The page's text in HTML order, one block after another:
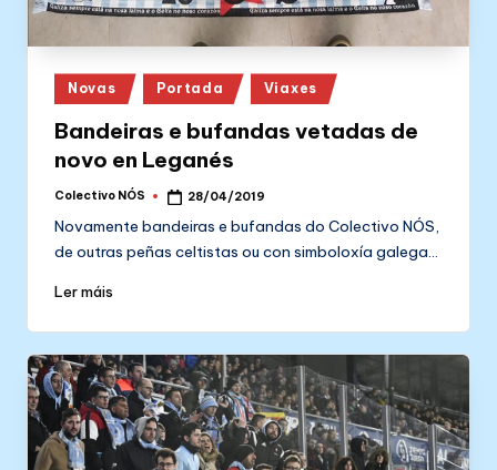
Posted
in
Novas Portada Viaxes
Bandeiras e bufandas vetadas de
novo en Leganés
Posted
Colectivo NÓS 28/04/2019
Novamente bandeiras e bufandas do Colectivo NÓS,
de outras peñas celtistas ou con simboloxía galega…
Ler máis